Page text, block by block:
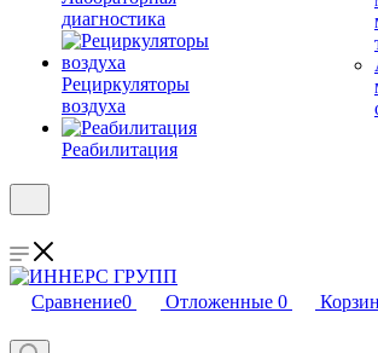
диагностика
Рециркуляторы
воздуха
Реабилитация
Сравнение0 Отложенные 0